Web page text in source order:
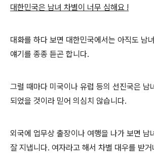
대한민국은 남녀 차별이 너무 심해요 !
대화를 하다 보면 대한민국에서는 아직도 남
얘기를 종종 듣곤 합니다.
그럴 때마다 미국이나 유럽 등의 선진국은 남
되었을 것이라 믿어 의심치 않습니다.
외국에 업무상 출장이나 여행을 나가 보면 남
잘 지냅니다. 여자라고 해서 차별 대우를 받